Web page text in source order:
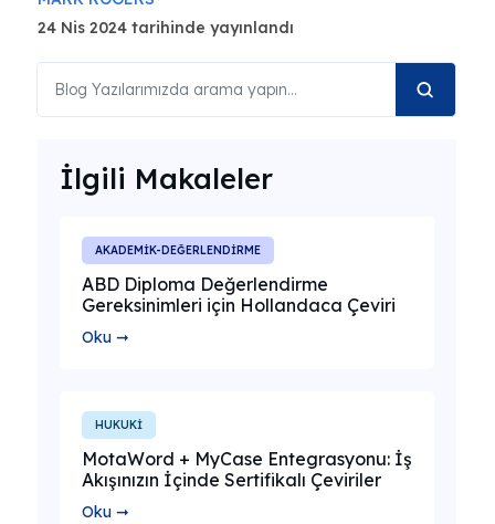
24 Nis 2024 tarihinde yayınlandı
İlgili Makaleler
AKADEMİK-DEĞERLENDİRME
ABD Diploma Değerlendirme
Gereksinimleri için Hollandaca Çeviri
Oku ➞
HUKUKİ
MotaWord + MyCase Entegrasyonu: İş
Akışınızın İçinde Sertifikalı Çeviriler
Oku ➞